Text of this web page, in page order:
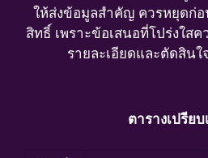
ให้ส่งข้อมูลสำคัญ ควรหยุดก่อ
สิทธิ์ เพราะข้อเสนอที่โปร่งใส
รายละเอียดและตัดสินใ
ตารางเปรียบ